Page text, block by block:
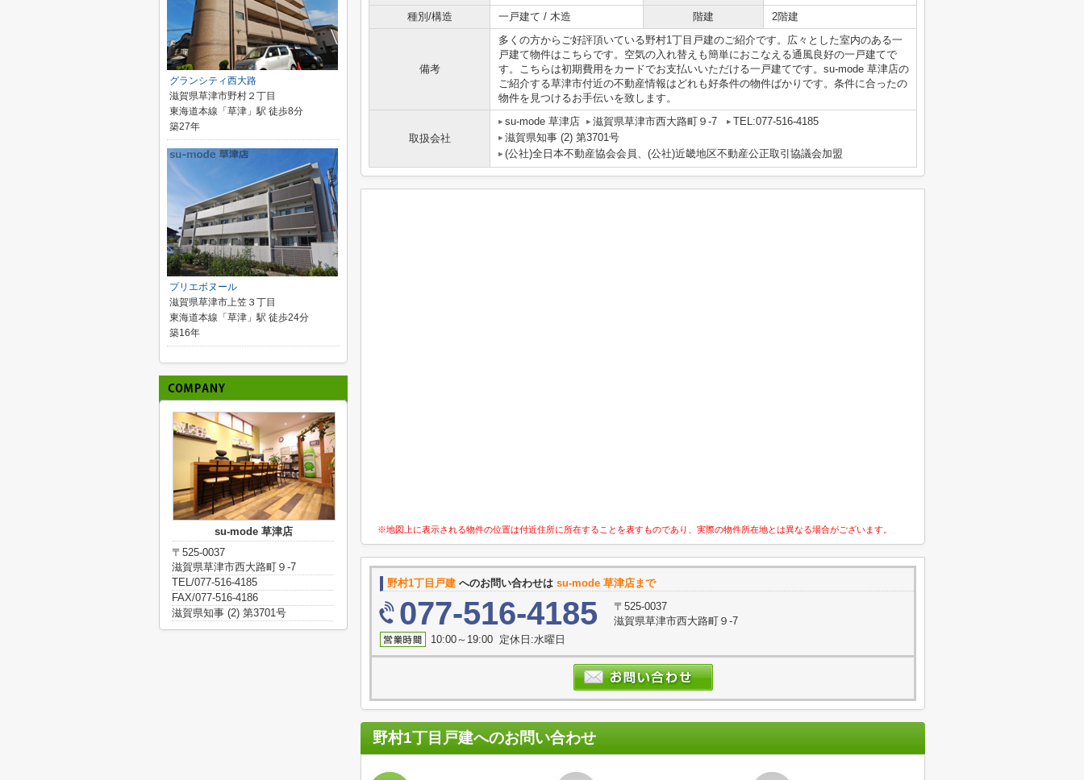
種別/構造
一戸建て / 木造 階建 2階建
備考
多くの方からご好評頂いている野村1丁目戸建のご紹介です。広々とした室内のある一
戸建て物件はこちらです。空気の入れ替えも簡単におこなえる通風良好の一戸建てで
す。こちらは初期費用をカードでお支払いいただける一戸建てです。su-mode 草津店の
ご紹介する草津市付近の不動産情報はどれも好条件の物件ばかりです。条件に合ったの
物件を見つけるお手伝いを致します。
取扱会社
su-mode 草津店 滋賀県草津市西大路町９-7
TEL:077-516-4185
滋賀県知事 (2) 第3701号
(公社)全日本不動産協会会員、(公社)近畿地区不動産公正取引協議会加盟
※地図上に表示される物件の位置は付近住所に所在することを表すものであり、実際の物件所在地とは異なる場合がございます。
野村1丁目戸建 へのお問い合わせは su-mode 草津店まで
077-516-4185
〒525-0037
滋賀県草津市西大路町９-7
10:00～19:00 定休日:水曜日
野村1丁目戸建へのお問い合わせ
グランシティ西大路
滋賀県草津市野村２丁目
東海道本線「草津」駅 徒歩8分
築27年
プリエボヌール
滋賀県草津市上笠３丁目
東海道本線「草津」駅 徒歩24分
築16年
su-mode 草津店
〒525-0037
滋賀県草津市西大路町９-7
TEL/077-516-4185
FAX/077-516-4186
滋賀県知事 (2) 第3701号